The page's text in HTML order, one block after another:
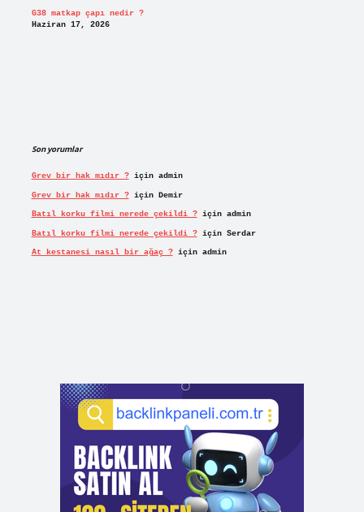
G38 matkap çapı nedir ?
Haziran 17, 2026
Son yorumlar
Grev bir hak mıdır ?için admin
Grev bir hak mıdır ?için Demir
Batıl korku filmi nerede çekildi ?için admin
Batıl korku filmi nerede çekildi ?için Serdar
At kestanesi nasıl bir ağaç ?için admin